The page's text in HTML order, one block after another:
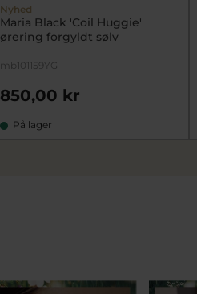
Nyhed
Maria Black 'Coil Huggie'
ørering forgyldt sølv
mb101159YG
850,00 kr
På lager